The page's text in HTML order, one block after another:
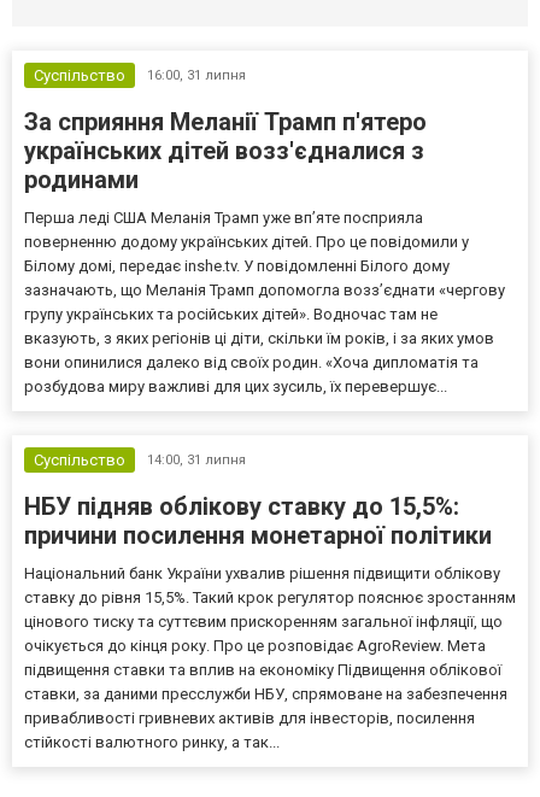
Суспільство 16:00, 31 липня
За сприяння Меланії Трамп п'ятеро
українських дітей возз'єдналися з
родинами
Перша леді США Меланія Трамп уже впʼяте посприяла
поверненню додому українських дітей. Про це повідомили у
Білому домі, передає inshe.tv. У повідомленні Білого дому
зазначають, що Меланія Трамп допомогла возз’єднати «чергову
групу українських та російських дітей». Водночас там не
вказують, з яких регіонів ці діти, скільки їм років, і за яких умов
вони опинилися далеко від своїх родин. «Хоча дипломатія та
розбудова миру важливі для цих зусиль, їх перевершує...
Суспільство 14:00, 31 липня
НБУ підняв облікову ставку до 15,5%:
причини посилення монетарної політики
Національний банк України ухвалив рішення підвищити облікову
ставку до рівня 15,5%. Такий крок регулятор пояснює зростанням
цінового тиску та суттєвим прискоренням загальної інфляції, що
очікується до кінця року. Про це розповідає AgroReview. Мета
підвищення ставки та вплив на економіку Підвищення облікової
ставки, за даними пресслужби НБУ, спрямоване на забезпечення
привабливості гривневих активів для інвесторів, посилення
стійкості валютного ринку, а так...